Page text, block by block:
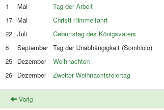
1
Mai
Tag der Arbeit
17
Mai
Christi Himmelfahrt
22 Juli
Geburtstag des Königsvaters
6
September Tag der Unabhängigkeit (Somhlolo)
25
Dezember
Weihnachten
26
Dezember Zweiter Weihnachtsfeiertag
Vorig